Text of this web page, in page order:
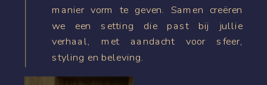
manier vorm te geven. Samen creëren
we een setting die past bij jullie
verhaal, met aandacht voor sfeer,
styling en beleving.